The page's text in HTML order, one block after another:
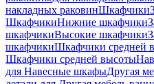
накладных pаковинШкафчики
ШкафчикиНижние шкафчики
шкафчикиВысокие шкафчики
шкафчикиШкафчики средней
Шкафчики средней высоты
для Навесные шкафыДругая